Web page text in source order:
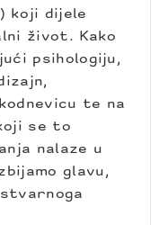
koji dijele
život. Kako
psihologiju,
te na
se to
nalaze u
glavu,